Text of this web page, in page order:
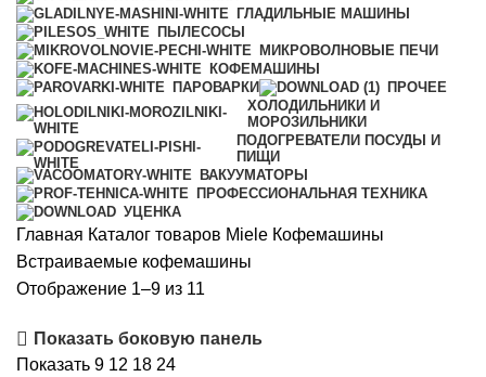
ГЛАДИЛЬНЫЕ МАШИНЫ
ПЫЛЕСОСЫ
МИКРОВОЛНОВЫЕ ПЕЧИ
КОФЕМАШИНЫ
ПАРОВАРКИ
ПРОЧЕЕ
ХОЛОДИЛЬНИКИ И
МОРОЗИЛЬНИКИ
ПОДОГРЕВАТЕЛИ ПОСУДЫ И
ПИЩИ
ВАКУУМАТОРЫ
ПРОФЕССИОНАЛЬНАЯ ТЕХНИКА
УЦЕНКА
Главная Каталог товаров Miele Кофемашины
Встраиваемые кофемашины
Отображение 1–9 из 11
недавние
Показать боковую панель
Показать 9 12 18 24